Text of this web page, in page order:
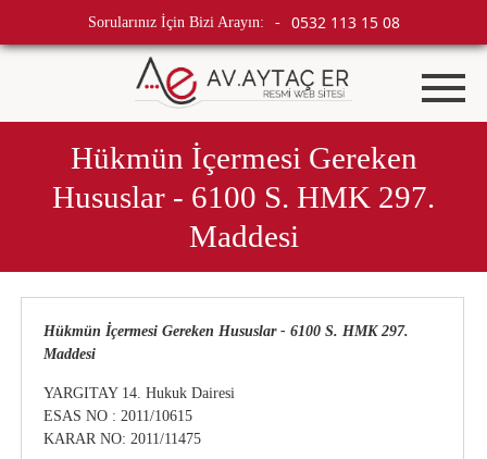
Sorularınız İçin Bizi Arayın: - 0532 113 15 08
Hükmün İçermesi Gereken
Hususlar - 6100 S. HMK 297.
Maddesi
Hükmün İçermesi Gereken Hususlar - 6100 S. HMK 297.
Maddesi
YARGITAY 14. Hukuk Dairesi
ESAS NO : 2011/10615
KARAR NO: 2011/11475